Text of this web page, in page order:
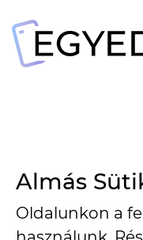
1134 Budapest,
Almás
Oldalunkon a